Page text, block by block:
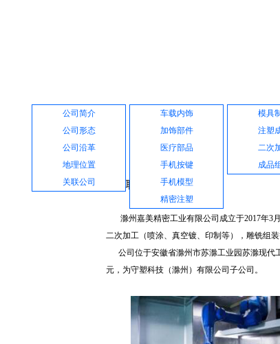
公司简介
公司形态
公司沿革
地理位置
关联公司
车载内饰
加饰部件
医疗部品
手机按键
手机模型
精密注塑
模具
注塑
二次
成品
关联公司
滁州嘉美精密工业有限公司成立于2017年3
二次加工（喷涂、真空镀、印制等），雕铣组装
公司位于安徽省滁州市苏滁工业园苏滁现代
元，为守塑科技（滁州）有限公司子公司。